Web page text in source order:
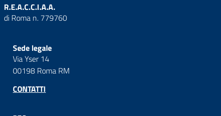
R.E.A.C.C.I.A.A.
di Roma n. 779760
Sede legale
Via Yser 14
00198 Roma RM
CONTATTI